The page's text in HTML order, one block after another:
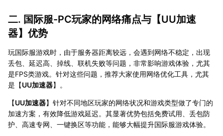
二. 国际服-PC玩家的网络痛点与【UU加速
器】优势
玩国际服游戏时，由于服务器距离较远，会遇到网络不稳定，出现
丢包、延迟高、掉线、联机失败等问题，非常影响游戏体验，尤其
是FPS类游戏。针对这些问题，推荐大家使用网络优化工具，尤其
是【UU加速器】。
【UU加速器】针对不同地区玩家的网络状况和游戏类型做了专门的
加速方案，有效降低游戏延迟。其显著优势包括免费试用、丢包防
护、高速专网、一键换区等功能，能够大幅提升国际服游戏体验。